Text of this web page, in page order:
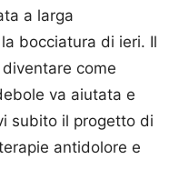
a larga
bocciatura di ieri. Il
diventare come
va aiutata e
subito il progetto di
antidolore e